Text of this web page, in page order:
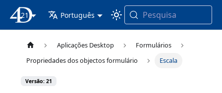
Documentação 4D
21 Português Pesquisa
Aplicações Desktop
Formulários
Propriedades dos objectos formulário
Escala
Versão: 21